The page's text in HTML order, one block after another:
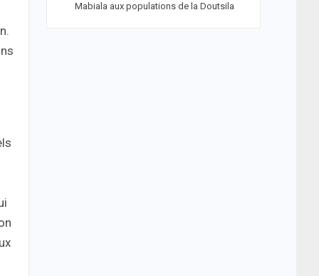
Mabiala aux populations de la Doutsila